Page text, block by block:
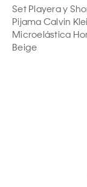
Set Playera y
Pijama Calvin
Microelástica
Beige